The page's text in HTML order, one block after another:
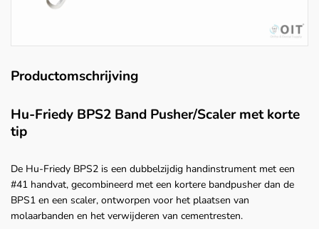
Productomschrijving
Hu-Friedy BPS2 Band Pusher/Scaler met korte
tip
De Hu-Friedy BPS2 is een dubbelzijdig handinstrument met een
#41 handvat, gecombineerd met een kortere bandpusher dan de
BPS1 en een scaler, ontworpen voor het plaatsen van
molaarbanden en het verwijderen van cementresten.